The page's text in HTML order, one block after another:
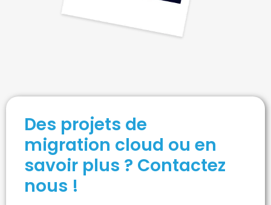
Des projets de
migration cloud ou en
savoir plus ? Contactez
nous !